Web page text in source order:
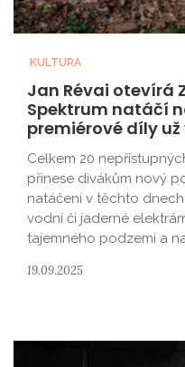
KULTURA
Jan Révai otevírá
Spektrum natáčí
premiérové díly
Celkem 20
přinese divákům nový
natáčení v těchto
vodní či jaderné
tajemného podzemí a
19.09.2025